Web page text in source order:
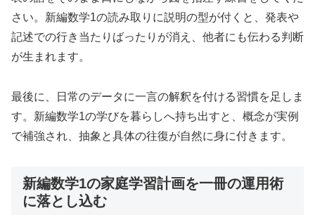
さい。新編数学1の読み取りに説明の型が付くと、発表や
記述での行き当たりばったりが消え、他者にも伝わる判断
が生まれます。
最後に、日常のデータに一言の解釈を付ける習慣を足しま
す。新編数学1の学びを暮らしへ持ち出すと、概念が実例
で補強され、抽象と具体の往復が自然に身に付きます。
新編数学1の家庭学習計画を一冊の運用術
に落とし込む